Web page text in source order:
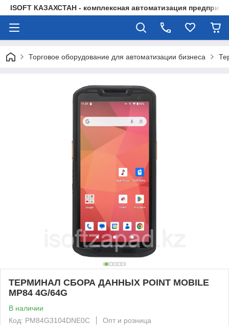
ISOFT КАЗАХСТАН - комплексная автоматизация
Торговое оборудование для автоматизации бизнеса
ТЕРМИНАЛ СБОРА ДАННЫХ POINT MOBILE
MP84 4G/64G
В наличии
Код: PM84G3104DNE0C
Опт и розница